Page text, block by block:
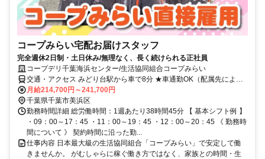
コープみらい宅配お届けスタッフ
完全週休2日制・土日休み/無理なく、長く続けられる正社員
コープデリ千葉海浜センター/生活協同組合コープみらい
交通・アクセス みどり台駅から車で8分 ★車通勤OK（配属先によ
る）※配属先は、入職時期や各センターの人員状況を踏まえ、本人の
希望を考慮した上で、募集場所を含む通勤可能な範囲のセンターから
決定します。
月給214,700円～241,700円
千葉県千葉市美浜区
勤務時間詳細 総労働時間：1週あたり38時間45分 【 基本シフト例 】
・09：00～17：45 ・11：00～19：45 ・12：00～20：45 《 勤務時
間について 》 契約時間に沿った勤...
仕事内容 日本最大級の生活協同組合「コープみらい」で安定して働
きませんか。 がむしゃらに稼ぐ働き方ではなく、家族との時間・生